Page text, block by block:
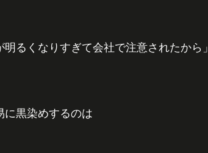
明るくなりすぎて会社で注意されたから」
に黒染めするのは